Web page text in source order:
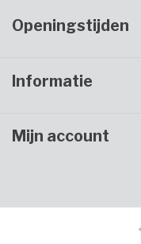
Openingstijden
Informatie
Mijn account